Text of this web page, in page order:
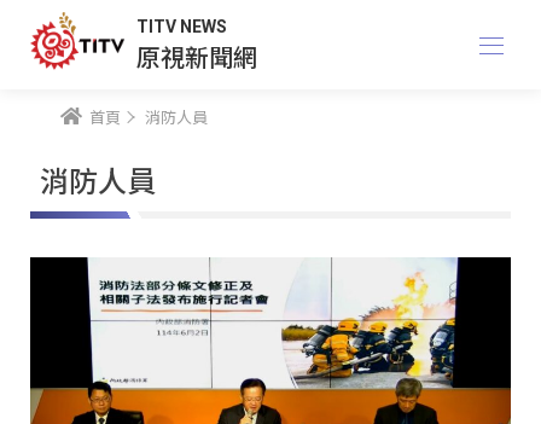
TITV NEWS
原視新聞網
首頁 消防人員
消防人員